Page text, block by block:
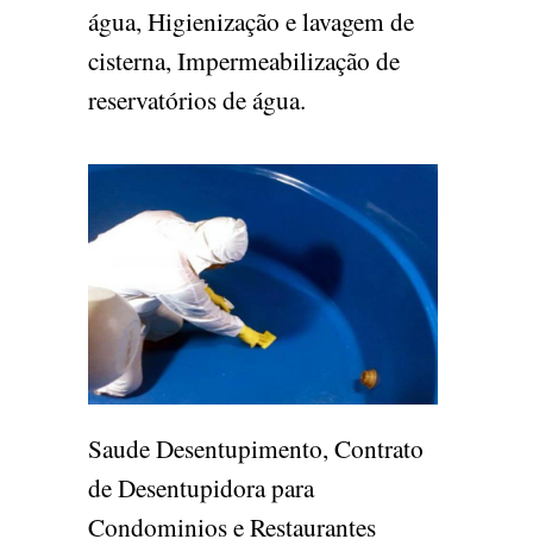
água, Higienização e lavagem de
cisterna, Impermeabilização de
reservatórios de água.
Saude Desentupimento, Contrato
de Desentupidora para
Condominios e Restaurantes